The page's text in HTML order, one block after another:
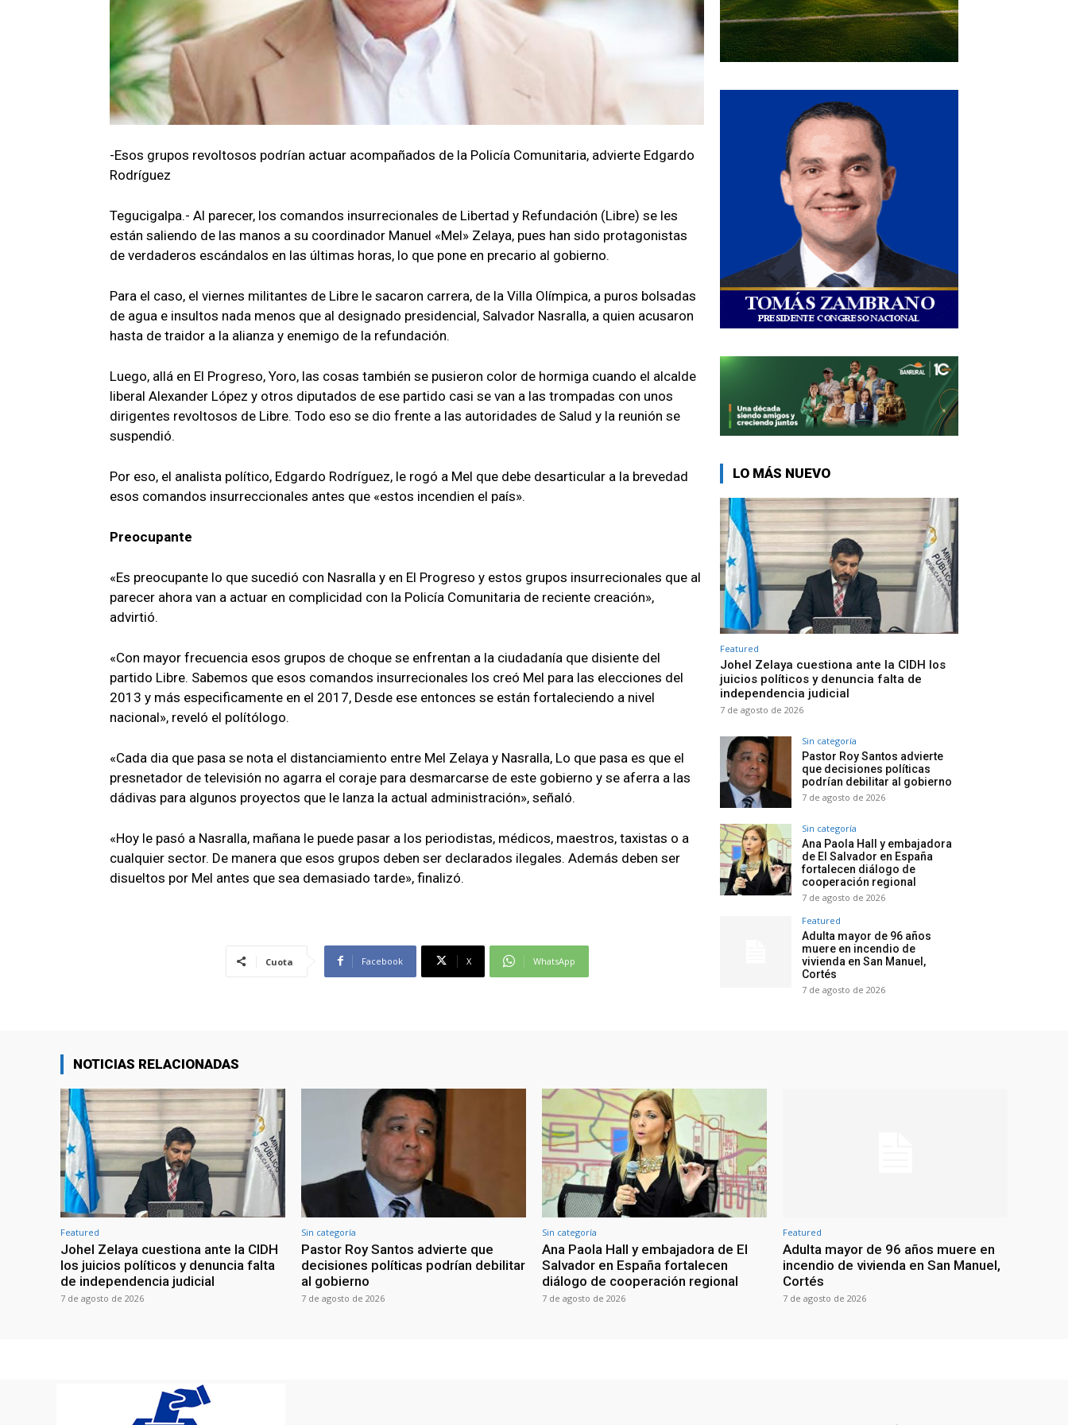
-Esos grupos revoltosos podrían actuar acompañados de la Policía Comunitaria, advierte Edgardo
Rodríguez
Tegucigalpa.- Al parecer, los comandos insurrecionales de Libertad y Refundación (Libre) se les
están saliendo de las manos a su coordinador Manuel «Mel» Zelaya, pues han sido protagonistas
de verdaderos escándalos en las últimas horas, lo que pone en precario al gobierno.
Para el caso, el viernes militantes de Libre le sacaron carrera, de la Villa Olímpica, a puros bolsadas
de agua e insultos nada menos que al designado presidencial, Salvador Nasralla, a quien acusaron
hasta de traidor a la alianza y enemigo de la refundación.
Luego, allá en El Progreso, Yoro, las cosas también se pusieron color de hormiga cuando el alcalde
liberal Alexander López y otros diputados de ese partido casi se van a las trompadas con unos
dirigentes revoltosos de Libre. Todo eso se dio frente a las autoridades de Salud y la reunión se
suspendió.
Por eso, el analista político, Edgardo Rodríguez, le rogó a Mel que debe desarticular a la brevedad
esos comandos insurreccionales antes que «estos incendien el país».
Preocupante
«Es preocupante lo que sucedió con Nasralla y en El Progreso y estos grupos insurrecionales que al
parecer ahora van a actuar en complicidad con la Policía Comunitaria de reciente creación»,
advirtió.
«Con mayor frecuencia esos grupos de choque se enfrentan a la ciudadanía que disiente del
partido Libre. Sabemos que esos comandos insurrecionales los creó Mel para las elecciones del
2013 y más especificamente en el 2017, Desde ese entonces se están fortaleciendo a nivel
nacional», reveló el polítólogo.
«Cada dia que pasa se nota el distanciamiento entre Mel Zelaya y Nasralla, Lo que pasa es que el
presnetador de televisión no agarra el coraje para desmarcarse de este gobierno y se aferra a las
dádivas para algunos proyectos que le lanza la actual administración», señaló.
«Hoy le pasó a Nasralla, mañana le puede pasar a los periodistas, médicos, maestros, taxistas o a
cualquier sector. De manera que esos grupos deben ser declarados ilegales. Además deben ser
disueltos por Mel antes que sea demasiado tarde», finalizó.
Cuota Facebook X WhatsApp
LO MÁS NUEVO
Featured
Johel Zelaya cuestiona ante la CIDH los
juicios políticos y denuncia falta de
independencia judicial
7 de agosto de 2026
Sin categoría
Pastor Roy Santos advierte
que decisiones políticas
podrían debilitar al gobierno
7 de agosto de 2026
Sin categoría
Ana Paola Hall y embajadora
de El Salvador en España
fortalecen diálogo de
cooperación regional
7 de agosto de 2026
Featured
Adulta mayor de 96 años
muere en incendio de
vivienda en San Manuel,
Cortés
7 de agosto de 2026
NOTICIAS RELACIONADAS
Featured
Johel Zelaya cuestiona ante la CIDH
los juicios políticos y denuncia falta
de independencia judicial
7 de agosto de 2026
Sin categoría
Pastor Roy Santos advierte que
decisiones políticas podrían debilitar
al gobierno
7 de agosto de 2026
Sin categoría
Ana Paola Hall y embajadora de El
Salvador en España fortalecen
diálogo de cooperación regional
7 de agosto de 2026
Featured
Adulta mayor de 96 años muere en
incendio de vivienda en San Manuel,
Cortés
7 de agosto de 2026